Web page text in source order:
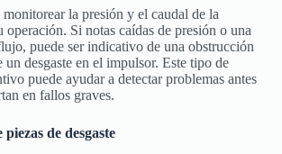
monitorear la presión y el caudal de la
operación. Si notas caídas de presión o una
puede ser indicativo de una obstrucción
un desgaste en el impulsor. Este tipo de
puede ayudar a detectar problemas antes
en fallos graves.
de desgaste